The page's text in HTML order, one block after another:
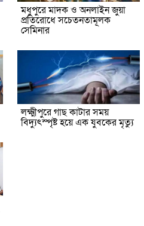
মধুপুরে মাদক ও অনলাইন জুয়া
প্রতিরোধে সচেতনতামূলক
সেমিনার
লক্ষ্মীপুরে গাছ কাটার সময়
বিদ্যুৎস্পৃষ্ট হয়ে এক যুবকের মৃত্যু